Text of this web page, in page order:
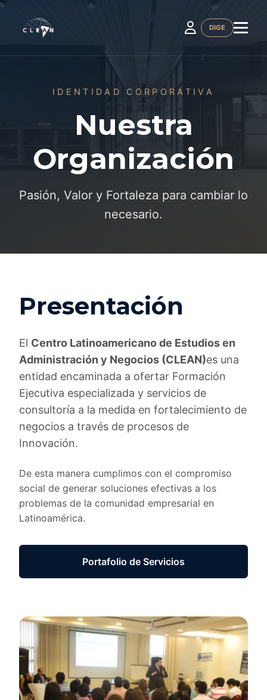
DIGE
IDENTIDAD CORPORATIVA
Nuestra
Organización
Pasión, Valor y Fortaleza para cambiar lo
necesario.
Presentación
El Centro Latinoamericano de Estudios en
Administración y Negocios (CLEAN)es una
entidad encaminada a ofertar Formación
Ejecutiva especializada y servicios de
consultoría a la medida en fortalecimiento de
negocios a través de procesos de
Innovación.
De esta manera cumplimos con el compromiso
social de generar soluciones efectivas a los
problemas de la comunidad empresarial en
Latinoamérica.
Portafolio de Servicios